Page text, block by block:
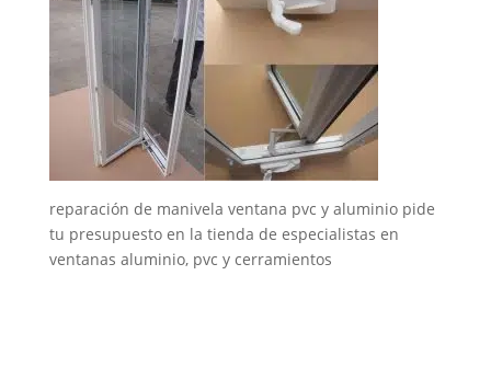
reparación de manivela ventana pvc y aluminio pide
tu presupuesto en la tienda de especialistas en
ventanas aluminio, pvc y cerramientos